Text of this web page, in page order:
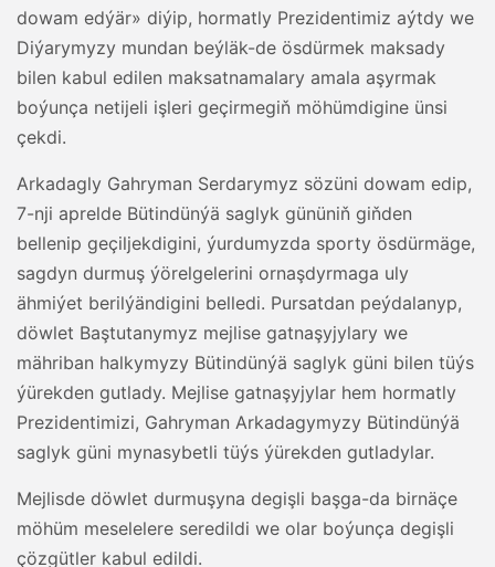
dowam edýär» diýip, hormatly Prezidentimiz aýtdy we
Diýarymyzy mundan beýläk-de ösdürmek maksady
bilen kabul edilen maksatnamalary amala aşyrmak
boýunça netijeli işleri geçirmegiň möhümdigine ünsi
çekdi.
Arkadagly Gahryman Serdarymyz sözüni dowam edip,
7-nji aprelde Bütindünýä saglyk gününiň giňden
bellenip geçiljekdigini, ýurdumyzda sporty ösdürmäge,
sagdyn durmuş ýörelgelerini ornaşdyrmaga uly
ähmiýet berilýändigini belledi. Pursatdan peýdalanyp,
döwlet Baştutanymyz mejlise gatnaşyjylary we
mähriban halkymyzy Bütindünýä saglyk güni bilen tüýs
ýürekden gutlady. Mejlise gatnaşyjylar hem hormatly
Prezidentimizi, Gahryman Arkadagymyzy Bütindünýä
saglyk güni mynasybetli tüýs ýürekden gutladylar.
Mejlisde döwlet durmuşyna degişli başga-da birnäçe
möhüm meselelere seredildi we olar boýunça degişli
çözgütler kabul edildi.